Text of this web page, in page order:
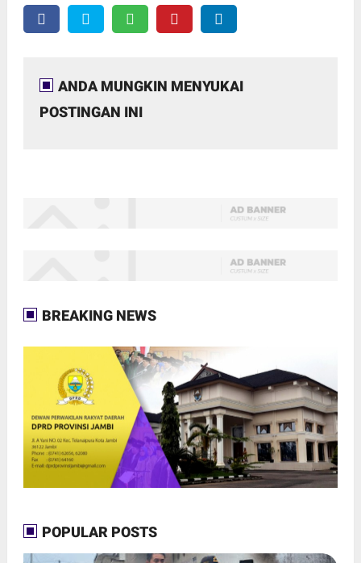
ANDA MUNGKIN MENYUKAI
POSTINGAN INI
BREAKING NEWS
POPULAR POSTS